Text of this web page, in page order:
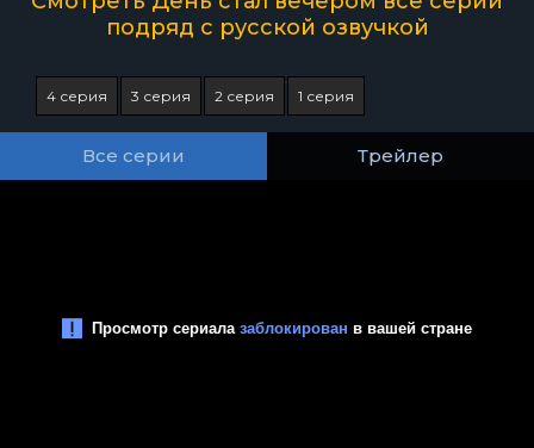
подряд с русской озвучкой
4 серия 3 серия 2 серия 1 серия
Все серии Трейлер